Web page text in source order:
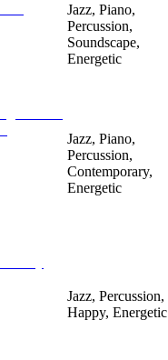
Jazz, Piano,
Percussion,
Soundscape,
Energetic
Jazz, Piano,
Percussion,
Contemporary,
Energetic
Jazz, Percussion,
Happy, Energetic